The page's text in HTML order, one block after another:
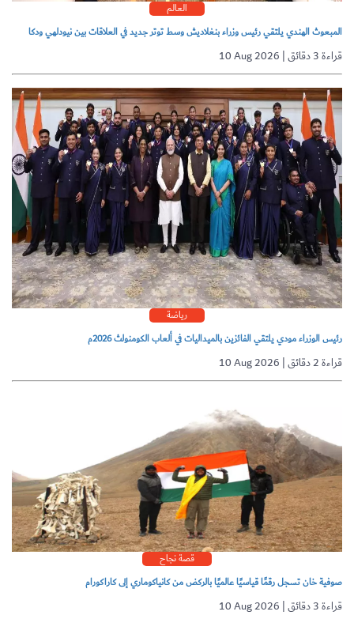
العالم
المبعوث الهندي يلتقي رئيس وزراء بنغلاديش وسط توتر جديد في العلاقات بين نيودلهي ودكا
10 Aug 2026 | قراءة 3 دقائق
رياضة
رئيس الوزراء مودي يلتقي الفائزين بالميداليات في ألعاب الكومنولث 2026م
10 Aug 2026 | قراءة 2 دقائق
قصة نجاح
صوفية خان تسجل رقمًا قياسيًا عالميًا بالركض من كانياكوماري إلى كاراكورام
10 Aug 2026 | قراءة 3 دقائق